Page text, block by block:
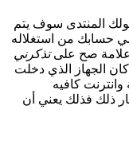
المنتدى سوف يتم
حسابك من استغلاله
صح علىتذكرني
كان الجهاز الذي دخلت
كافيه
ذلك فذلك يعني أن